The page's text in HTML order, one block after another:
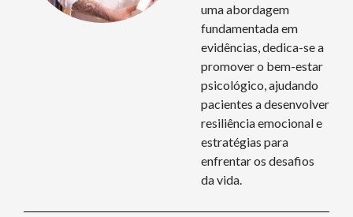
uma abordagem
fundamentada em
evidências, dedica-se a
promover o bem-estar
psicológico, ajudando
pacientes a desenvolver
resiliência emocional e
estratégias para
enfrentar os desafios
da vida.